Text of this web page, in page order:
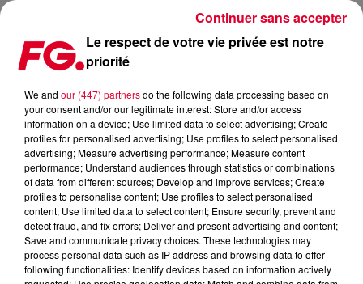
L'EXPO WE ARE HERE AU PETIT PALAIS (12 JUIN 2024)
Publié : 2 janvier 2025 à 10h09 par Alexandre MAZERE
Pour la première fois, le Petit Palais ouvre ses portes aux
artistes d’art urbain, les invitant à engager un dialogue subtil
avec ses collections permanentes et son architecture. Une
véritable exploration d’art urbain s’offre ainsi aux visiteurs à
Le respect de votre vie privée est notre
priorité
We and our (447) partnersdo the following data processing based on
your consent and/or our legitimate interest: Store and/or access
information on a device; Use limited data to select advertising; Create
profiles for personalised advertising; Use profiles to select personalised
advertising; Measure advertising performance; Measure content
performance; Understand audiences through statistics or combinations
of data from different sources; Develop and improve services; Create
profiles to personalise content; Use profiles to select personalised
content; Use limited data to select content; Ensure security, prevent and
detect fraud, and fix errors; Deliver and present advertising and content;
Save and communicate privacy choices. These technologies may
process personal data such as IP address and browsing data to offer
following functionalities: Identify devices based on information actively
Continuer sans accepter